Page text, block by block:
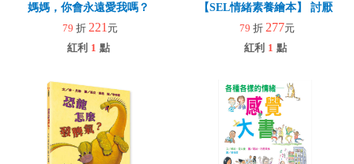
媽媽，你會永遠愛我嗎？
79 折 221 元
紅利 1 點
【SEL情緒素養繪本】 討厭
79 折 277元
紅利 1 點